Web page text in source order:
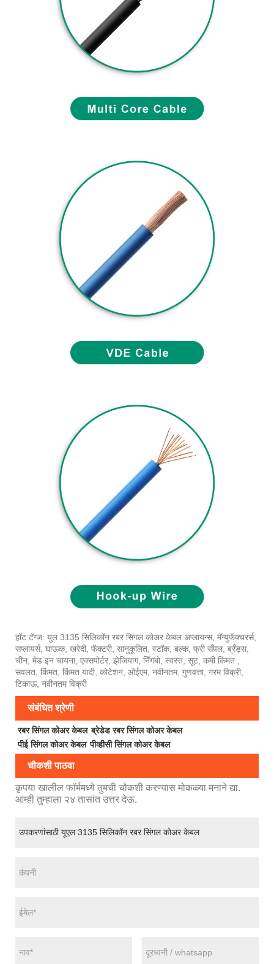
हॉट टॅग्ज: युल 3135 सिलिकॉन रबर सिंगल कोअर केबल अप्लायन्स, मॅन्युफॅक्चरर्स,
सप्लायर्स, घाऊक, खरेदी, फॅक्टरी, सानुकूलित, स्टॉक, बल्क, फ्री सँपल, ब्रँड्स,
चीन, मेड इन चायना, एक्सपोर्टर, झेजियांग, निँगबो, स्वस्त, सूट, कमी किंमत ,
सवलत, किंमत, किंमत यादी, कोटेशन, ओईएम, नवीनतम, गुणवत्ता, गरम विक्री,
टिकाऊ, नवीनतम विक्री
संबंधित श्रेणी
रबर सिंगल कोअर केबल ब्रेडेड रबर सिंगल कोअर केबल
पीई सिंगल कोअर केबल पीव्हीसी सिंगल कोअर केबल
चौकशी पाठवा
कृपया खालील फॉर्ममध्ये तुमची चौकशी करण्यास मोकळ्या मनाने द्या.
आम्ही तुम्हाला २४ तासांत उत्तर देऊ.